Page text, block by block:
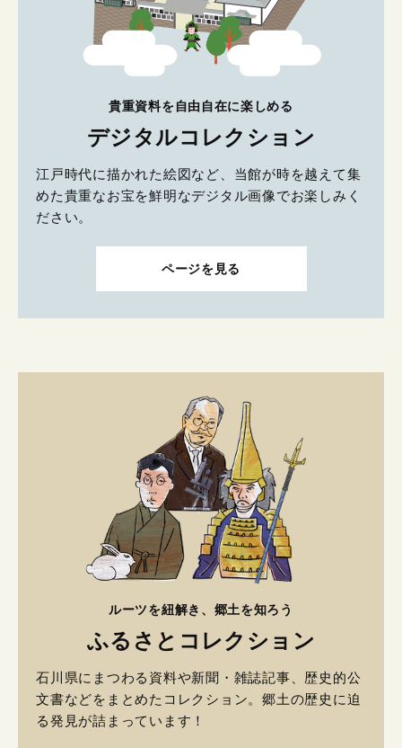
貴重資料を自由自在に楽しめる
デジタルコレクション
江戸時代に描かれた絵図など、当館が時を越えて集
めた貴重なお宝を鮮明なデジタル画像でお楽しみく
ださい。
ページを見る
ルーツを紐解き、郷土を知ろう
ふるさとコレクション
石川県にまつわる資料や新聞・雑誌記事、歴史的公
文書などをまとめたコレクション。郷土の歴史に迫
る発見が詰まっています！